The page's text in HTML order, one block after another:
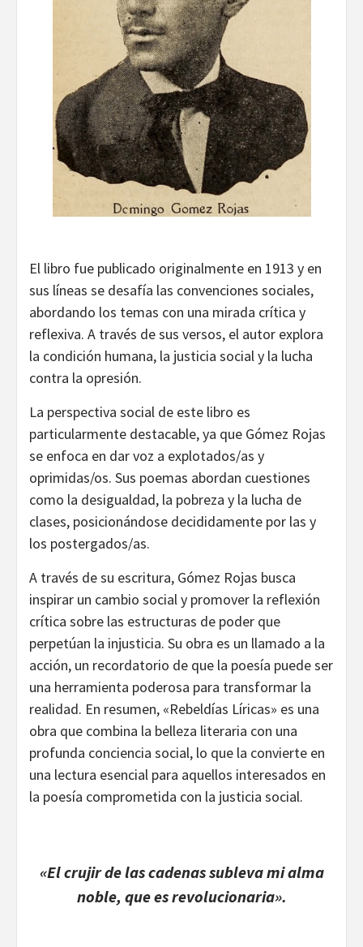
El libro fue publicado originalmente en 1913 y en
sus líneas se desafía las convenciones sociales,
abordando los temas con una mirada crítica y
reflexiva. A través de sus versos, el autor explora
la condición humana, la justicia social y la lucha
contra la opresión.
La perspectiva social de este libro es
particularmente destacable, ya que Gómez Rojas
se enfoca en dar voz a explotados/as y
oprimidas/os. Sus poemas abordan cuestiones
como la desigualdad, la pobreza y la lucha de
clases, posicionándose decididamente por las y
los postergados/as.
A través de su escritura, Gómez Rojas busca
inspirar un cambio social y promover la reflexión
crítica sobre las estructuras de poder que
perpetúan la injusticia. Su obra es un llamado a la
acción, un recordatorio de que la poesía puede ser
una herramienta poderosa para transformar la
realidad. En resumen, «Rebeldías Líricas» es una
obra que combina la belleza literaria con una
profunda conciencia social, lo que la convierte en
una lectura esencial para aquellos interesados en
la poesía comprometida con la justicia social.
«El crujir de las cadenas subleva mi alma
noble, que es revolucionaria».